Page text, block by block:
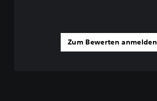
Zum Bewerten anmelden